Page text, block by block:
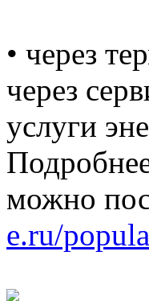
• через
через
услуги
можно
e.ru/